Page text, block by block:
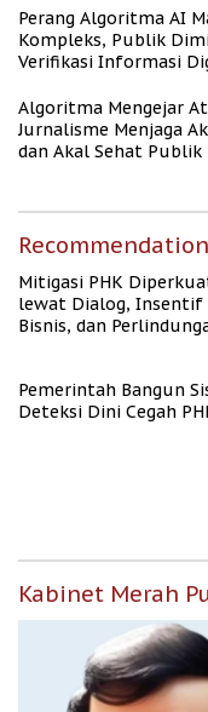
Perang Algoritma AI
Kompleks, Publik
Verifikasi Informasi
Algoritma Mengejar
Jurnalisme Menjaga
dan Akal Sehat Publik
Mitigasi PHK
lewat Dialog, Insentif
Bisnis, dan
Pemerintah Bangun
Deteksi Dini Cegah
Kabinet Merah